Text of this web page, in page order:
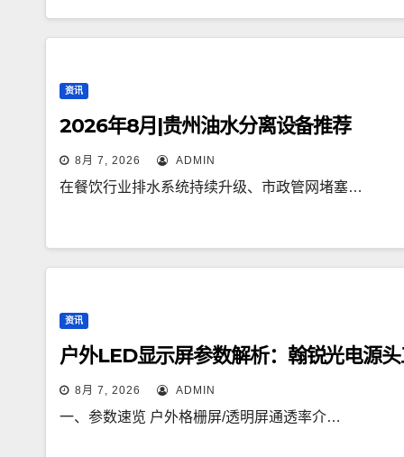
资讯
2026年8月|贵州油水分离设备推荐
8月 7, 2026 ADMIN
在餐饮行业排水系统持续升级、市政管网堵塞…
资讯
户外LED显示屏参数解析：翰锐光电源
8月 7, 2026 ADMIN
一、参数速览 户外格栅屏/透明屏通透率介…